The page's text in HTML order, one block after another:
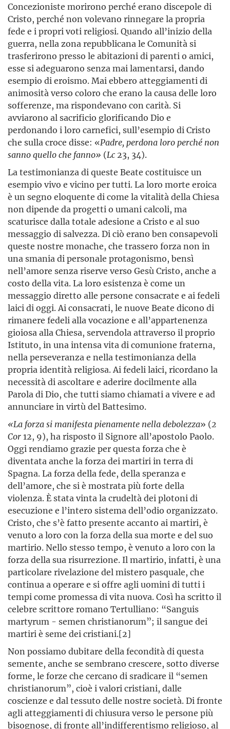
Concezioniste morirono perché erano discepole di
Cristo, perché non volevano rinnegare la propria
fede e i propri voti religiosi. Quando all’inizio della
guerra, nella zona repubblicana le Comunità si
trasferirono presso le abitazioni di parenti o amici,
esse si adeguarono senza mai lamentarsi, dando
esempio di eroismo. Mai ebbero atteggiamenti di
animosità verso coloro che erano la causa delle loro
sofferenze, ma rispondevano con carità. Si
avviarono al sacrificio glorificando Dio e
perdonando i loro carnefici, sull’esempio di Cristo
che sulla croce disse: «Padre, perdona loro perché non
sanno quello che fanno» (Lc 23, 34).
La testimonianza di queste Beate costituisce un
esempio vivo e vicino per tutti. La loro morte eroica
è un segno eloquente di come la vitalità della Chiesa
non dipende da progetti o umani calcoli, ma
scaturisce dalla totale adesione a Cristo e al suo
messaggio di salvezza. Di ciò erano ben consapevoli
queste nostre monache, che trassero forza non in
una smania di personale protagonismo, bensì
nell’amore senza riserve verso Gesù Cristo, anche a
costo della vita. La loro esistenza è come un
messaggio diretto alle persone consacrate e ai fedeli
laici di oggi. Ai consacrati, le nuove Beate dicono di
rimanere fedeli alla vocazione e all’appartenenza
gioiosa alla Chiesa, servendola attraverso il proprio
Istituto, in una intensa vita di comunione fraterna,
nella perseveranza e nella testimonianza della
propria identità religiosa. Ai fedeli laici, ricordano la
necessità di ascoltare e aderire docilmente alla
Parola di Dio, che tutti siamo chiamati a vivere e ad
annunciare in virtù del Battesimo.
«La forza si manifesta pienamente nella debolezza» (2
Cor12, 9), ha risposto il Signore all’apostolo Paolo.
Oggi rendiamo grazie per questa forza che è
diventata anche la forza dei martiri in terra di
Spagna. La forza della fede, della speranza e
dell’amore, che si è mostrata più forte della
violenza. È stata vinta la crudeltà dei plotoni di
esecuzione e l’intero sistema dell’odio organizzato.
Cristo, che s’è fatto presente accanto ai martiri, è
venuto a loro con la forza della sua morte e del suo
martirio. Nello stesso tempo, è venuto a loro con la
forza della sua risurrezione. Il martirio, infatti, è una
particolare rivelazione del mistero pasquale, che
continua a operare e si offre agli uomini di tutti i
tempi come promessa di vita nuova. Così ha scritto il
celebre scrittore romano Tertulliano: “Sanguis
martyrum - semen christianorum”; il sangue dei
martiri è seme dei cristiani.[2]
Non possiamo dubitare della fecondità di questa
semente, anche se sembrano crescere, sotto diverse
forme, le forze che cercano di sradicare il “semen
christianorum”, cioè i valori cristiani, dalle
coscienze e dal tessuto delle nostre società. Di fronte
agli atteggiamenti di chiusura verso le persone più
bisognose, di fronte all’indifferentismo religioso, al